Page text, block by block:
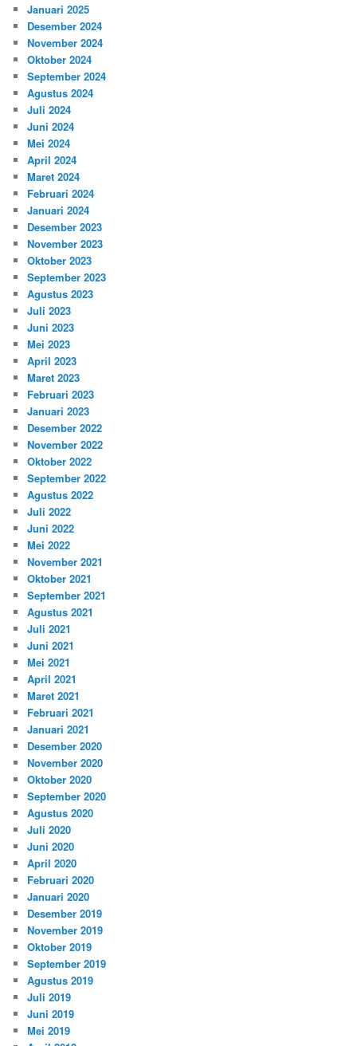
Januari 2025
Desember 2024
November 2024
Oktober 2024
September 2024
Agustus 2024
Juli 2024
Juni 2024
Mei 2024
April 2024
Maret 2024
Februari 2024
Januari 2024
Desember 2023
November 2023
Oktober 2023
September 2023
Agustus 2023
Juli 2023
Juni 2023
Mei 2023
April 2023
Maret 2023
Februari 2023
Januari 2023
Desember 2022
November 2022
Oktober 2022
September 2022
Agustus 2022
Juli 2022
Juni 2022
Mei 2022
November 2021
Oktober 2021
September 2021
Agustus 2021
Juli 2021
Juni 2021
Mei 2021
April 2021
Maret 2021
Februari 2021
Januari 2021
Desember 2020
November 2020
Oktober 2020
September 2020
Agustus 2020
Juli 2020
Juni 2020
April 2020
Februari 2020
Januari 2020
Desember 2019
November 2019
Oktober 2019
September 2019
Agustus 2019
Juli 2019
Juni 2019
Mei 2019